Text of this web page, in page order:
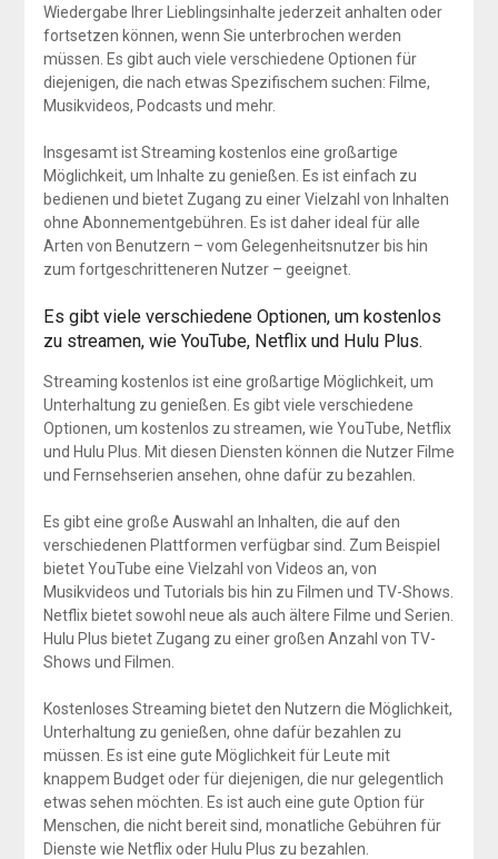
Wiedergabe Ihrer Lieblingsinhalte jederzeit anhalten oder
fortsetzen können, wenn Sie unterbrochen werden
müssen. Es gibt auch viele verschiedene Optionen für
diejenigen, die nach etwas Spezifischem suchen: Filme,
Musikvideos, Podcasts und mehr.
Insgesamt ist Streaming kostenlos eine großartige
Möglichkeit, um Inhalte zu genießen. Es ist einfach zu
bedienen und bietet Zugang zu einer Vielzahl von Inhalten
ohne Abonnementgebühren. Es ist daher ideal für alle
Arten von Benutzern – vom Gelegenheitsnutzer bis hin
zum fortgeschritteneren Nutzer – geeignet.
Es gibt viele verschiedene Optionen, um kostenlos
zu streamen, wie YouTube, Netflix und Hulu Plus.
Streaming kostenlos ist eine großartige Möglichkeit, um
Unterhaltung zu genießen. Es gibt viele verschiedene
Optionen, um kostenlos zu streamen, wie YouTube, Netflix
und Hulu Plus. Mit diesen Diensten können die Nutzer Filme
und Fernsehserien ansehen, ohne dafür zu bezahlen.
Es gibt eine große Auswahl an Inhalten, die auf den
verschiedenen Plattformen verfügbar sind. Zum Beispiel
bietet YouTube eine Vielzahl von Videos an, von
Musikvideos und Tutorials bis hin zu Filmen und TV-Shows.
Netflix bietet sowohl neue als auch ältere Filme und Serien.
Hulu Plus bietet Zugang zu einer großen Anzahl von TV-
Shows und Filmen.
Kostenloses Streaming bietet den Nutzern die Möglichkeit,
Unterhaltung zu genießen, ohne dafür bezahlen zu
müssen. Es ist eine gute Möglichkeit für Leute mit
knappem Budget oder für diejenigen, die nur gelegentlich
etwas sehen möchten. Es ist auch eine gute Option für
Menschen, die nicht bereit sind, monatliche Gebühren für
Dienste wie Netflix oder Hulu Plus zu bezahlen.